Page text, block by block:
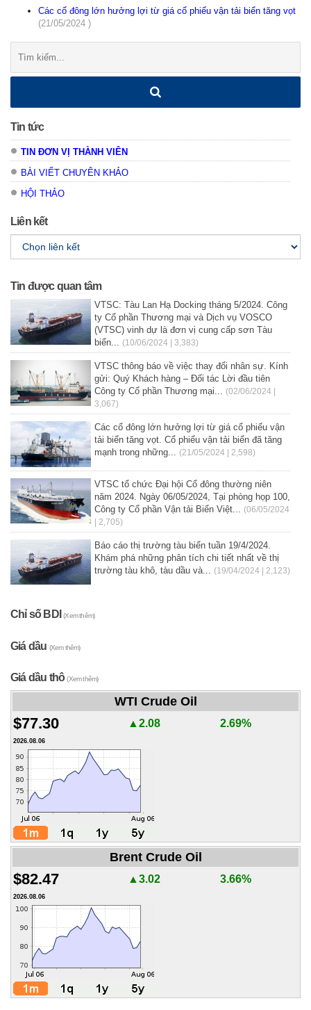
Các cổ đông lớn hưởng lợi từ giá cổ phiếu vận tải biển tăng vọt
(21/05/2024 )
kiếm:
Tin tức
TIN ĐƠN VỊ THÀNH VIÊN
BÀI VIẾT CHUYÊN KHẢO
HỘI THẢO
Liên kết
Tin được quan tâm
VTSC: Tàu Lan Hạ Docking tháng 5/2024. Công
ty Cổ phần Thương mại và Dịch vụ VOSCO
(VTSC) vinh dự là đơn vị cung cấp sơn Tàu
biển... (10/06/2024 | 3,383)
VTSC thông báo về việc thay đổi nhân sự. Kính
gửi: Quý Khách hàng – Đối tác Lời đầu tiên
Công ty Cổ phần Thương mại... (02/06/2024 |
3,067)
Các cổ đông lớn hưởng lợi từ giá cổ phiếu vận
tải biển tăng vọt. Cổ phiếu vận tải biển đã tăng
mạnh trong những... (21/05/2024 | 2,598)
VTSC tổ chức Đại hội Cổ đông thường niên
năm 2024. Ngày 06/05/2024, Tại phòng họp 100,
Công ty Cổ phần Vận tải Biển Việt...
(06/05/2024
| 2,705)
Báo cáo thị trường tàu biển tuần 19/4/2024.
Khám phá những phân tích chi tiết nhất về thị
trường tàu khô, tàu dầu và...
(19/04/2024 | 2,123)
Chỉ số BDI(Xem thêm)
Giá dầu (Xem thêm)
Giá dầu thô(Xem thêm)
WTI Crude Oil
$77.30 ▲2.08 2.69%
2026.08.06
Brent Crude Oil
$82.47 ▲3.02 3.66%
2026.08.06